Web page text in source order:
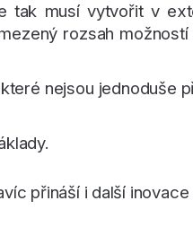
tak musí vytvořit v
rozsah
nejsou jednoduše
přináší i další